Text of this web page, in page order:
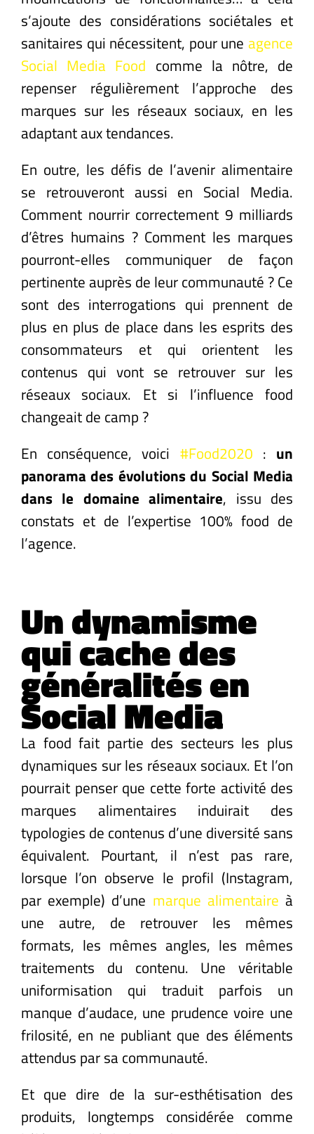
s’ajoute des considérations sociétales et
sanitaires qui nécessitent, pour une agence
Social Media Food comme la nôtre, de
repenser régulièrement l’approche des
marques sur les réseaux sociaux, en les
adaptant aux tendances.
En outre, les défis de l’avenir alimentaire
se retrouveront aussi en Social Media.
Comment nourrir correctement 9 milliards
d’êtres humains ? Comment les marques
pourront-elles communiquer de façon
pertinente auprès de leur communauté ? Ce
sont des interrogations qui prennent de
plus en plus de place dans les esprits des
consommateurs et qui orientent les
contenus qui vont se retrouver sur les
réseaux sociaux. Et si l’influence food
changeait de camp ?
En conséquence, voici #Food2020 : un
panorama des évolutions du Social Media
dans le domaine alimentaire, issu des
constats et de l’expertise 100% food de
l’agence.
Un dynamisme
qui cache des
généralités en
Social Media
La food fait partie des secteurs les plus
dynamiques sur les réseaux sociaux. Et l’on
pourrait penser que cette forte activité des
marques alimentaires induirait des
typologies de contenus d’une diversité sans
équivalent. Pourtant, il n’est pas rare,
lorsque l’on observe le profil (Instagram,
par exemple) d’une marque alimentaire à
une autre, de retrouver les mêmes
formats, les mêmes angles, les mêmes
traitements du contenu. Une véritable
uniformisation qui traduit parfois un
manque d’audace, une prudence voire une
frilosité, en ne publiant que des éléments
attendus par sa communauté.
Et que dire de la sur-esthétisation des
produits, longtemps considérée comme